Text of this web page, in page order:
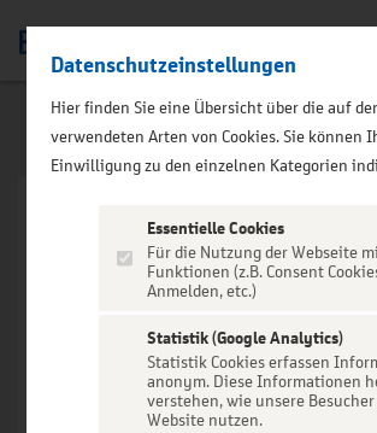
VERANSTALTUNG
GEFUNDEN
Datenschutzeinstellungen
Hier finden Sie eine Übersicht über die auf
verwendeten Arten von Cookies. Sie können
Einwilligung zu den einzelnen Kategorien
Essentielle Cookies
Für die Nutzung der Webseite
Funktionen (z.B. Consent
Anmelden, etc.)
Statistik (Google Analytics)
Statistik Cookies erfassen
anonym. Diese Informationen
verstehen, wie unsere
Website nutzen.